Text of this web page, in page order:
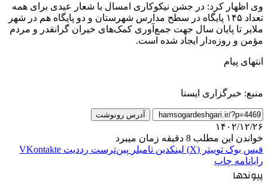
وی اظهار کرد: در جشن نیکوکاری امسال با شعار عیدی برای همه
تعداد ۱۴۵ پایگاه در سطح مدارس شهرستان و دو پایگاه هم در شهر
ملایر تا پایان سال جهت جمع‌آوری کمک‌های خیران گرانقدر و مردم
مؤمن و روزه‌دار ایجاد شده است.
انتهای پیام
منبع: خبرگزاری ایسنا
آدرس رونوشت
۱۴۰۲/۱۲/۲۶
خواندن این مطلب 8 دقیقه زمان میبرد
فیس بوک توییتر (X) لینکدین ‫تامبلر ‫پین‌ترست ‫رددیت ‫VKontakte
رایانامه چاپ
پیوندها